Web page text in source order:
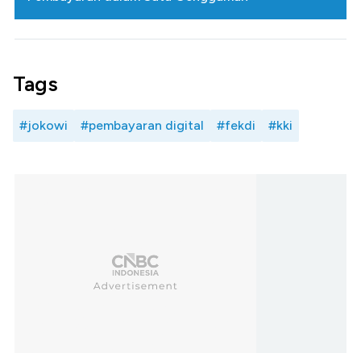
Tags
#jokowi #pembayaran digital #fekdi #kki